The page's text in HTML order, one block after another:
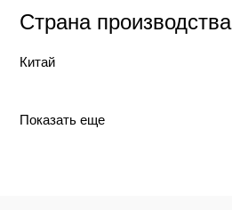
Страна производства
Китай
Показать еще